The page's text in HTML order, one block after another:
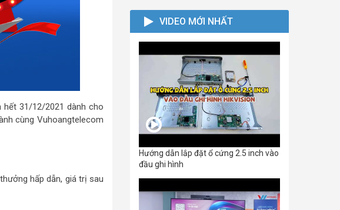
31/12/2021 dành cho
cùng Vuhoangtelecom
hấp dẫn, giá trị sau
VIDEO MỚI NHẤT
Hướng dẫn lắp đặt ổ cứng 2.5 inch vào
đầu ghi hình